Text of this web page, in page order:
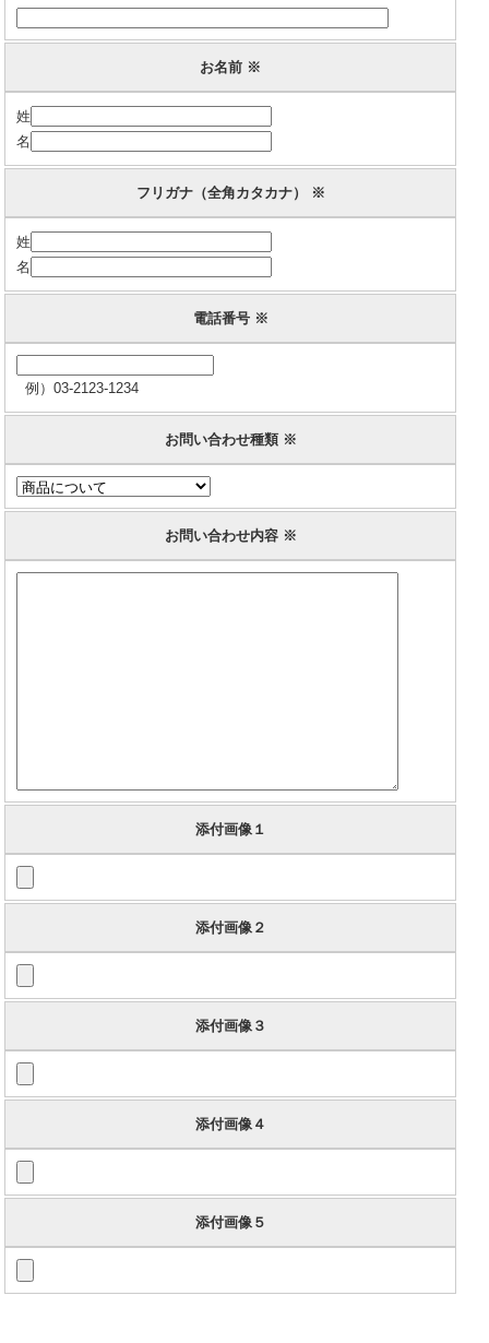
お名前 ※
姓
名
フリガナ（全角カタカナ） ※
姓
名
電話番号 ※
例）03-2123-1234
お問い合わせ種類 ※
お問い合わせ内容 ※
添付画像１
添付画像２
添付画像３
添付画像４
添付画像５